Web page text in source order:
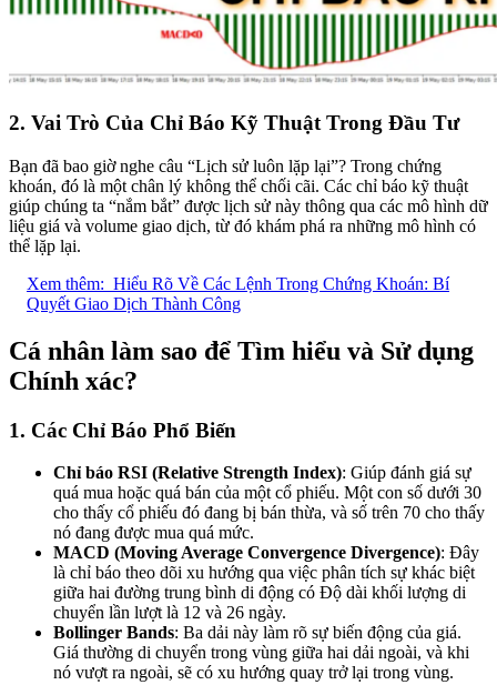
2. Vai Trò Của Chỉ Báo Kỹ Thuật Trong Đầu Tư
Bạn đã bao giờ nghe câu “Lịch sử luôn lặp lại”? Trong chứng
khoán, đó là một chân lý không thể chối cãi. Các chỉ báo kỹ thuật
giúp chúng ta “nắm bắt” được lịch sử này thông qua các mô hình dữ
liệu giá và volume giao dịch, từ đó khám phá ra những mô hình có
thể lặp lại.
Xem thêm: Hiểu Rõ Về Các Lệnh Trong Chứng Khoán: Bí
Quyết Giao Dịch Thành Công
Cá nhân làm sao để Tìm hiểu và Sử dụng
Chính xác?
1. Các Chỉ Báo Phổ Biến
Chỉ báo RSI (Relative Strength Index): Giúp đánh giá sự
quá mua hoặc quá bán của một cổ phiếu. Một con số dưới 30
cho thấy cổ phiếu đó đang bị bán thừa, và số trên 70 cho thấy
nó đang được mua quá mức.
MACD (Moving Average Convergence Divergence): Đây
là chỉ báo theo dõi xu hướng qua việc phân tích sự khác biệt
giữa hai đường trung bình di động có Độ dài khối lượng di
chuyển lần lượt là 12 và 26 ngày.
Bollinger Bands: Ba dải này làm rõ sự biến động của giá.
Giá thường di chuyển trong vùng giữa hai dải ngoài, và khi
nó vượt ra ngoài, sẽ có xu hướng quay trở lại trong vùng.